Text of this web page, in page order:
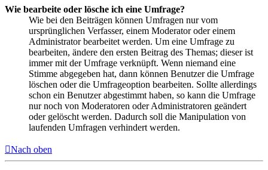
Wie bearbeite oder lösche ich eine Umfrage?
Wie bei den Beiträgen können Umfragen nur vom
ursprünglichen Verfasser, einem Moderator oder einem
Administrator bearbeitet werden. Um eine Umfrage zu
bearbeiten, ändere den ersten Beitrag des Themas; dieser ist
immer mit der Umfrage verknüpft. Wenn niemand eine
Stimme abgegeben hat, dann können Benutzer die Umfrage
löschen oder die Umfrageoption bearbeiten. Sollte allerdings
schon ein Benutzer abgestimmt haben, so kann die Umfrage
nur noch von Moderatoren oder Administratoren geändert
oder gelöscht werden. Dadurch soll die Manipulation von
laufenden Umfragen verhindert werden.
Nach oben